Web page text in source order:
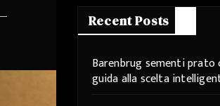
Recent Posts
Barenbrug sementi prato
guida alla scelta